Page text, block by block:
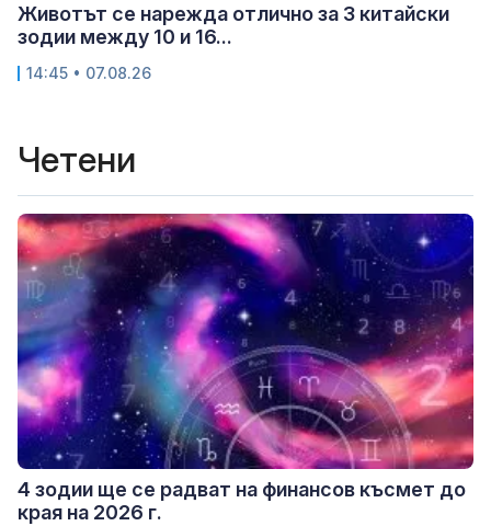
Животът се нарежда отлично за 3 китайски
зодии между 10 и 16...
14:45 • 07.08.26
Четени
4 зодии ще се радват на финансов късмет до
края на 2026 г.